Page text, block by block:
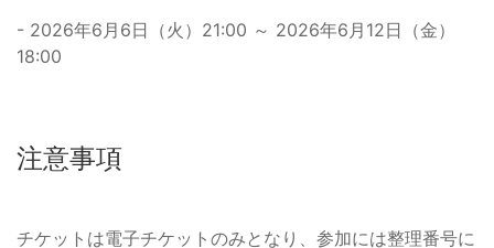
- 2026年6月6日（火）21:00 ～ 2026年6月12日（金）
18:00
注意事項
チケットは電子チケットのみとなり、参加には整理番号に